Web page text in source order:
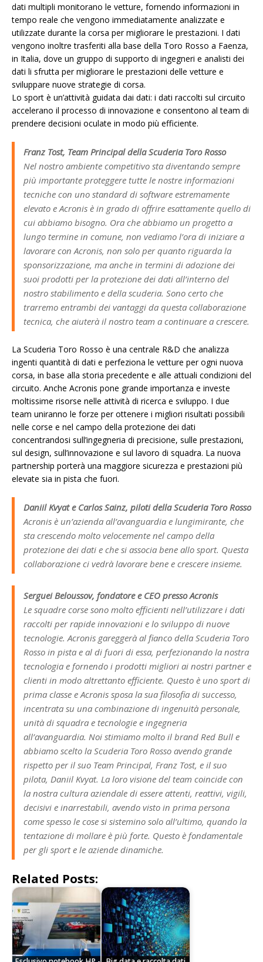
dati multipli monitorano le vetture, fornendo informazioni in
tempo reale che vengono immediatamente analizzate e
utilizzate durante la corsa per migliorare le prestazioni. I dati
vengono inoltre trasferiti alla base della Toro Rosso a Faenza,
in Italia, dove un gruppo di supporto di ingegneri e analisti dei
dati li sfrutta per migliorare le prestazioni delle vetture e
sviluppare nuove strategie di corsa.
Lo sport è un’attività guidata dai dati: i dati raccolti sul circuito
accelerano il processo di innovazione e consentono al team di
prendere decisioni oculate in modo più efficiente.
Franz Tost, Team Principal della Scuderia Toro Rosso
Nel nostro ambiente competitivo sta diventando sempre
più importante proteggere tutte le nostre informazioni
tecniche con uno standard di software estremamente
elevato e Acronis è in grado di offrire esattamente quello di
cui abbiamo bisogno. Ora che abbiamo un progetto a
lungo termine in comune, non vediamo l’ora di iniziare a
lavorare con Acronis, non solo per quanto riguarda la
sponsorizzazione, ma anche in termini di adozione dei
suoi prodotti per la protezione dei dati all’interno del
nostro stabilimento e della scuderia. Sono certo che
trarremo entrambi dei vantaggi da questa collaborazione
tecnica, che aiuterà il nostro team a continuare a crescere.
La Scuderia Toro Rosso è una centrale R&D che analizza
ingenti quantità di dati e perfeziona le vetture per ogni nuova
corsa, in base alla storia precedente e alle attuali condizioni del
circuito. Anche Acronis pone grande importanza e investe
moltissime risorse nelle attività di ricerca e sviluppo. I due
team uniranno le forze per ottenere i migliori risultati possibili
nelle corse e nel campo della protezione dei dati
concentrandosi sull’ingegneria di precisione, sulle prestazioni,
sul design, sull’innovazione e sul lavoro di squadra. La nuova
partnership porterà una maggiore sicurezza e prestazioni più
elevate sia in pista che fuori.
Daniil Kvyat e Carlos Sainz, piloti della Scuderia Toro Rosso
Acronis è un’azienda all’avanguardia e lungimirante, che
sta crescendo molto velocemente nel campo della
protezione dei dati e che si associa bene allo sport. Questa
collaborazione ci vedrà lavorare bene e crescere insieme.
Serguei Beloussov, fondatore e CEO presso Acronis
Le squadre corse sono molto efficienti nell’utilizzare i dati
raccolti per rapide innovazioni e lo sviluppo di nuove
tecnologie. Acronis gareggerà al fianco della Scuderia Toro
Rosso in pista e al di fuori di essa, perfezionando la nostra
tecnologia e fornendo i prodotti migliori ai nostri partner e
clienti in modo altrettanto efficiente. Questo è uno sport di
prima classe e Acronis sposa la sua filosofia di successo,
incentrata su una combinazione di ingenuità personale,
unità di squadra e tecnologie e ingegneria
all’avanguardia. Noi stimiamo molto il brand Red Bull e
abbiamo scelto la Scuderia Toro Rosso avendo grande
rispetto per il suo Team Principal, Franz Tost, e il suo
pilota, Daniil Kvyat. La loro visione del team coincide con
la nostra cultura aziendale di essere attenti, reattivi, vigili,
decisivi e inarrestabili, avendo visto in prima persona
come spesso le cose si sistemino solo all’ultimo, quando la
tentazione di mollare è più forte. Questo è fondamentale
per gli sport e le aziende dinamiche.
Related Posts: